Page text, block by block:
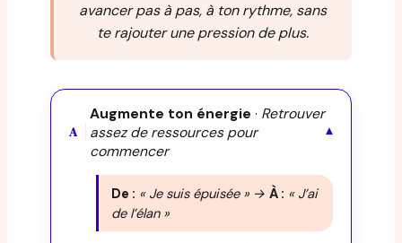
avancer pas à pas, à ton rythme, sans
te rajouter une pression de plus.
A
Augmente ton énergie · Retrouver
assez de ressources pour
commencer
▾
De : « Je suis épuisée » → À : « J’ai
de l’élan »